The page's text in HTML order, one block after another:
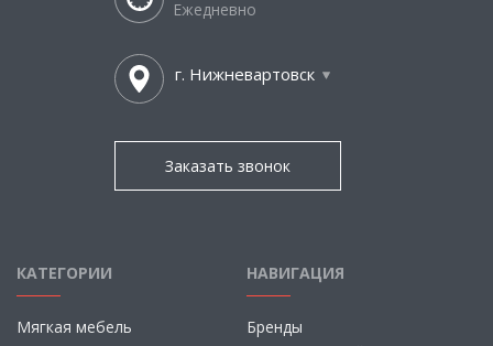
Ежедневно
г. Нижневартовск
Заказать звонок
КАТЕГОРИИ
Мягкая мебель
НАВИГАЦИЯ
Бренды